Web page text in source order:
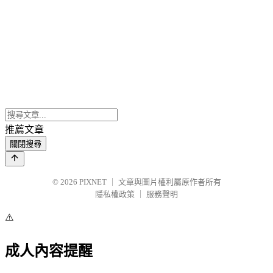
推薦文章
關閉搜尋
© 2026 PIXNET
文章與圖片權利屬原作者所有
隱私權政策
服務聲明
⚠️
成人內容提醒